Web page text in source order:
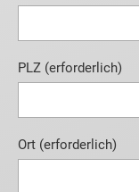
PLZ (erforderlich)
Ort (erforderlich)